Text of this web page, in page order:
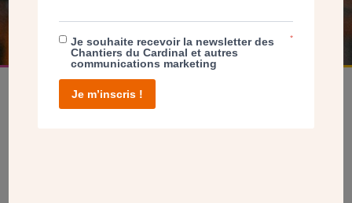
Je souhaite recevoir la newsletter des
Chantiers du Cardinal et autres
communications marketing
*
Je m’inscris !